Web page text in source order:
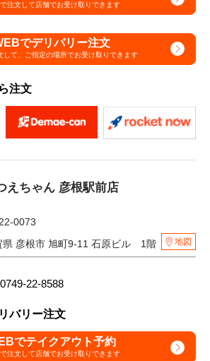
注文して店舗でお受け取りできます
でデリバリー注文
て、 ご指定の場所でお受け取りできます
注文
えちゃん 彦根駅前店
0073
県 彦根市 旭町9-11 石原ビル 1階
地図
0749-22-8588
バリー注文
でテイクアウト予約
注文して店舗でお受け取りできます